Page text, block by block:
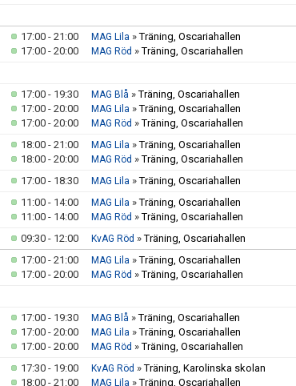
17:00 - 21:00 MAG Lila »Träning, Oscariahallen
17:00 - 20:00
MAG Röd »Träning, Oscariahallen
17:00 - 19:30 MAG Blå »Träning, Oscariahallen
17:00 - 20:00
MAG Lila »Träning, Oscariahallen
17:00 - 20:00
MAG Röd »Träning, Oscariahallen
18:00 - 21:00 MAG Lila »Träning, Oscariahallen
18:00 - 20:00
MAG Röd »Träning, Oscariahallen
17:00 - 18:30 MAG Lila »Träning, Oscariahallen
11:00 - 14:00 MAG Lila »Träning, Oscariahallen
11:00 - 14:00
MAG Röd »Träning, Oscariahallen
09:30 - 12:00 KvAG Röd »Träning, Oscariahallen
17:00 - 21:00 MAG Lila »Träning, Oscariahallen
17:00 - 20:00
MAG Röd »Träning, Oscariahallen
17:00 - 19:30 MAG Blå »Träning, Oscariahallen
17:00 - 20:00
MAG Lila »Träning, Oscariahallen
17:00 - 20:00
MAG Röd »Träning, Oscariahallen
17:30 - 19:00 KvAG Röd »Träning, Karolinska skolan
18:00 - 21:00
MAG Lila »Träning, Oscariahallen